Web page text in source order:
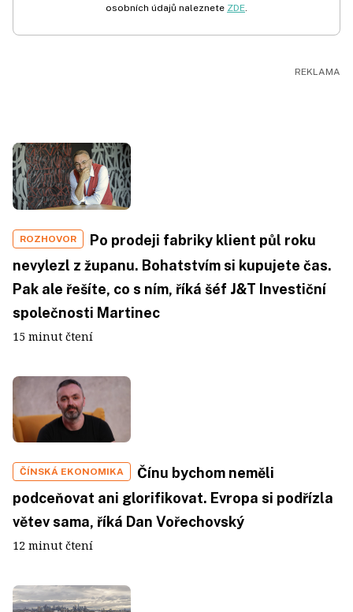
osobních údajů naleznete ZDE.
ROZHOVOR
Po prodeji fabriky klient půl roku
nevylezl z županu. Bohatstvím si kupujete čas.
Pak ale řešíte, co s ním, říká šéf J&T Investiční
společnosti Martinec
15 minut čtení
ČÍNSKÁ EKONOMIKA
Čínu bychom neměli
podceňovat ani glorifikovat. Evropa si podřízla
větev sama, říká Dan Vořechovský
12 minut čtení